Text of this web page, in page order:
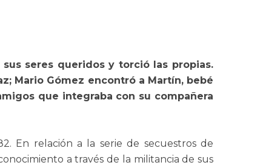
seres queridos y torció las propias.
Mario Gómez encontró a Martín, bebé
que integraba con su compañera
En relación a la serie de secuestros de
a través de la militancia de sus